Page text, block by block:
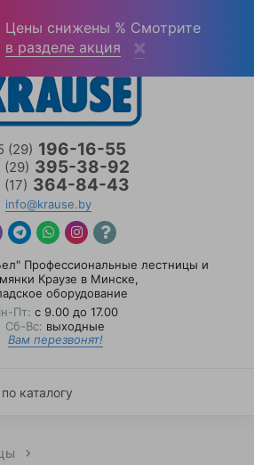
(29) 196-16-55
(29) 395-38-92
364-84-43
info@krause.by
Профессиональные лестницы и
Краузе в Минске,
оборудование
Пт: с 9.00 до 17.00
Сб-Вс: выходные
Вам перезвонят!
Цены снижены % Смотрите
в разделе акция